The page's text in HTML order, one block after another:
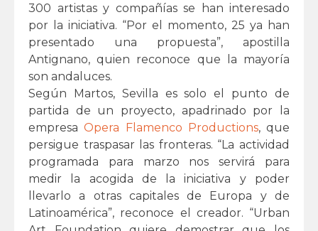
300 artistas y compañías se han interesado
por la iniciativa. “Por el momento, 25 ya han
presentado una propuesta”, apostilla
Antignano, quien reconoce que la mayoría
son andaluces.
Según Martos, Sevilla es solo el punto de
partida de un proyecto, apadrinado por la
empresaOpera Flamenco Productions, que
persigue traspasar las fronteras. “La actividad
programada para marzo nos servirá para
medir la acogida de la iniciativa y poder
llevarlo a otras capitales de Europa y de
Latinoamérica”, reconoce el creador. “Urban